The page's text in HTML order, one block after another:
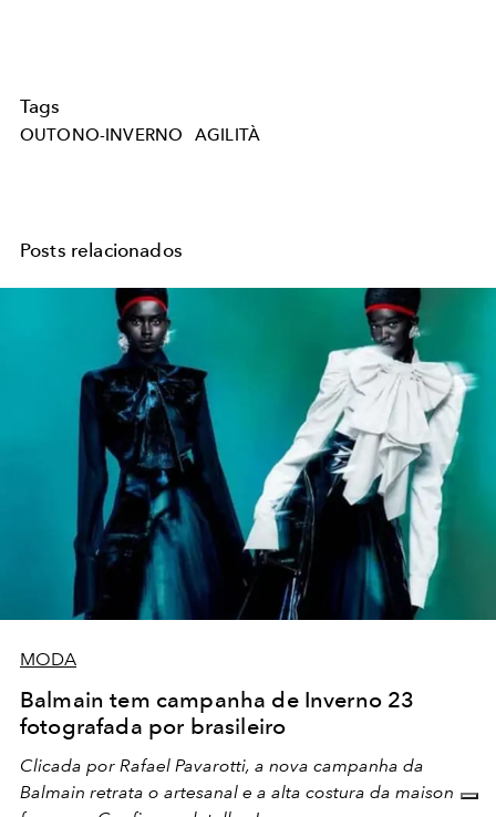
Tags
OUTONO-INVERNO AGILITÀ
Posts relacionados
MODA
Balmain tem campanha de Inverno 23
fotografada por brasileiro
Clicada por Rafael Pavarotti, a nova campanha da
Balmain retrata o artesanal e a alta costura da maison